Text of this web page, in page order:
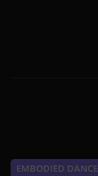
EMBODIED DANCE